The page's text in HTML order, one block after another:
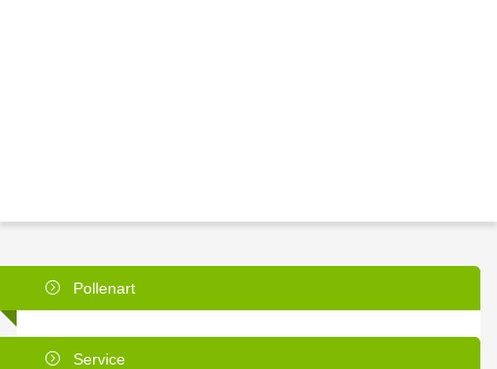
Pollenart
Service